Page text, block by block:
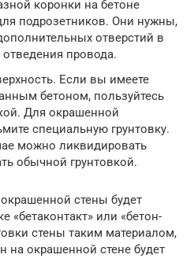
коронки на бетоне
подрозетников. Они нужны,
отверстий в
отведения провода.
Если вы имеете
бетоном, пользуйтесь
Для окрашенной
специальную грунтовку.
можно ликвидировать
обычной грунтовкой.
стены будет
«бетаконтакт» или «бетон-
стены таким материалом,
на окрашенной стене будет